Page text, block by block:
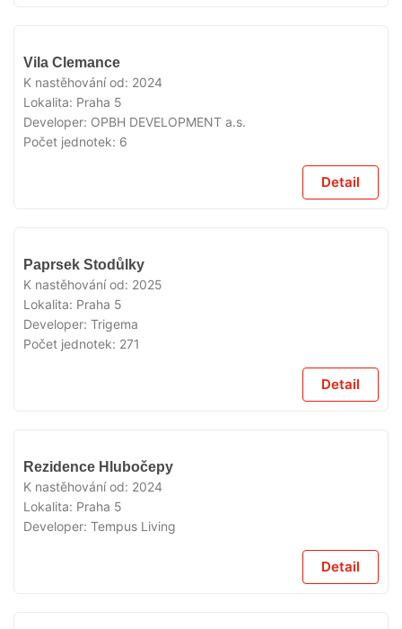
Vila Clemance
K nastěhování od: 2024
Lokalita: Praha 5
Developer: OPBH DEVELOPMENT a.s.
Počet jednotek: 6
Detail
Paprsek Stodůlky
K nastěhování od: 2025
Lokalita: Praha 5
Developer: Trigema
Počet jednotek: 271
Detail
Rezidence Hlubočepy
K nastěhování od: 2024
Lokalita: Praha 5
Developer: Tempus Living
Detail